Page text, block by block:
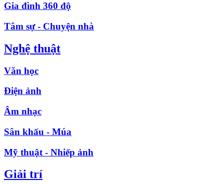
Gia đình 360 độ
Tâm sự - Chuyện nhà
Nghệ thuật
Văn học
Điện ảnh
Âm nhạc
Sân khấu - Múa
Mỹ thuật - Nhiếp ảnh
Giải trí